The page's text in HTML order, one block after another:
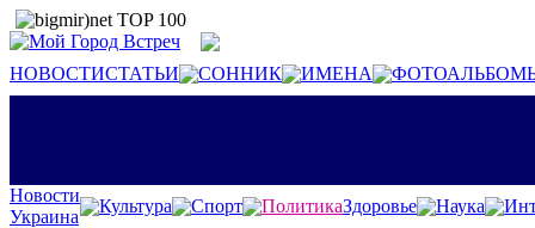
НОВОСТИСТАТЬИ СОННИК ИМЕНА
Новости
Украина
Культура Спорт ПолитикаЗдоровье Наука